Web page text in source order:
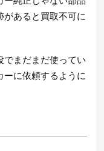
があると買取不可に
でまだまだ使ってい
ーに依頼するように